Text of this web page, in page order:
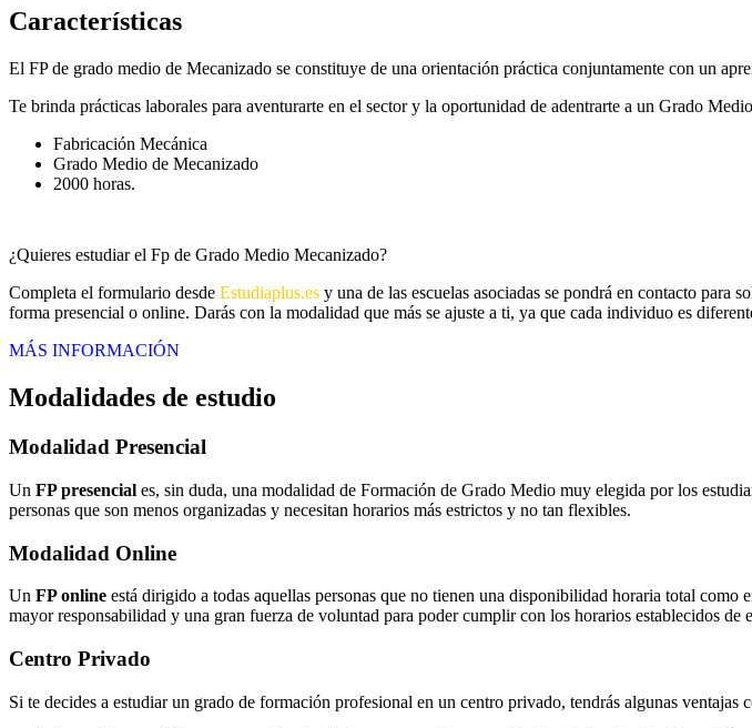
Características
El FP de grado medio de Mecanizado se constituye de una orientación práctica conjuntamente con un
Te brinda prácticas laborales para aventurarte en el sector y la oportunidad de adentrarte a un Grado
Fabricación Mecánica
Grado Medio de Mecanizado
2000 horas.
¿Quieres estudiar el Fp de Grado Medio Mecanizado?
Completa el formulario desde Estudiaplus.es y una de las escuelas asociadas se pondrá en contacto para
forma presencial o online. Darás con la modalidad que más se ajuste a ti, ya que cada individuo es
MÁS INFORMACIÓN
Modalidades de estudio
Modalidad Presencial
Un FP presencial es, sin duda, una modalidad de Formación de Grado Medio muy elegida por los
personas que son menos organizadas y necesitan horarios más estrictos y no tan flexibles.
Modalidad Online
Un FP online está dirigido a todas aquellas personas que no tienen una disponibilidad horaria total
mayor responsabilidad y una gran fuerza de voluntad para poder cumplir con los horarios establecidos de
Centro Privado
Si te decides a estudiar un grado de formación profesional en un centro privado, tendrás algunas ventajas